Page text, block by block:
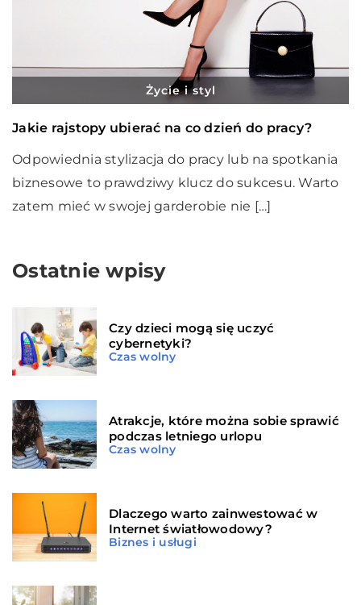
Życie i styl
Jakie rajstopy ubierać na co dzień do pracy?
Odpowiednia stylizacja do pracy lub na spotkania
biznesowe to prawdziwy klucz do sukcesu. Warto
zatem mieć w swojej garderobie nie […]
Ostatnie wpisy
Czy dzieci mogą się uczyć
cybernetyki?
Czas wolny
Atrakcje, które można sobie sprawić
podczas letniego urlopu
Czas wolny
Dlaczego warto zainwestować w
Internet światłowodowy?
Biznes i usługi